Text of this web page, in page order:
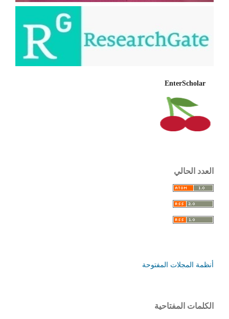
العدد الحالي
أنظمة المجلات المفتوحة
الكلمات المفتاحية